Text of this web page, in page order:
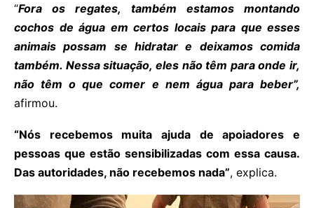
“Fora os regates, também estamos montando
cochos de água em certos locais para que esses
animais possam se hidratar e deixamos comida
também. Nessa situação, eles não têm para onde ir,
não têm o que comer e nem água para beber”,
afirmou.
“Nós recebemos muita ajuda de apoiadores e
pessoas que estão sensibilizadas com essa causa.
Das autoridades, não recebemos nada”, explica.